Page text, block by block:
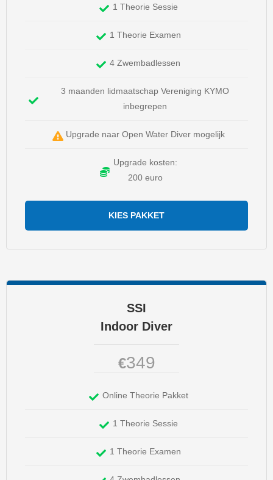
1 Theorie Sessie
1 Theorie Examen
4 Zwembadlessen
3 maanden lidmaatschap Vereniging KYMO
inbegrepen
Upgrade naar Open Water Diver mogelijk
Upgrade kosten:
200 euro
KIES PAKKET
SSI
Indoor Diver
€349
Online Theorie Pakket
1 Theorie Sessie
1 Theorie Examen